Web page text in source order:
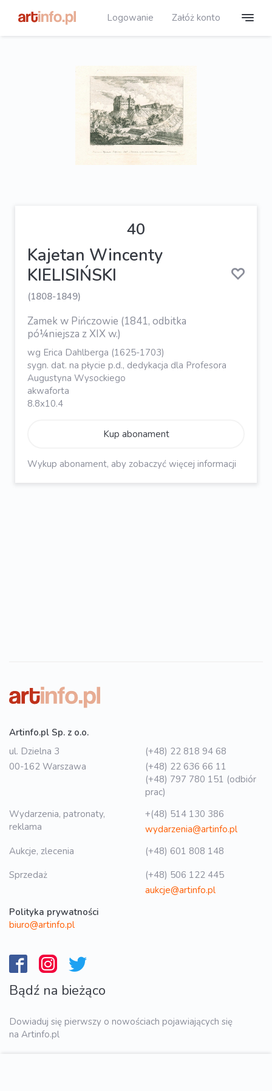
Logowanie Załóż konto
40
Kajetan Wincenty
KIELISIŃSKI
(1808-1849)
Zamek w Pińczowie (1841, odbitka
pó¼niejsza z XIX w.)
wg Erica Dahlberga (1625-1703)
sygn. dat. na płycie p.d., dedykacja dla Profesora
Augustyna Wysockiego
akwaforta
8.8x10.4
Kup abonament
Wykup abonament, aby zobaczyć więcej informacji
Artinfo.pl Sp. z o.o.
ul. Dzielna 3
00-162 Warszawa
(+48) 22 818 94 68
(+48) 22 636 66 11
(+48) 797 780 151 (odbiór
prac)
Wydarzenia, patronaty,
reklama
+(48) 514 130 386
wydarzenia@artinfo.pl
Aukcje, zlecenia
(+48) 601 808 148
Sprzedaż
(+48) 506 122 445
aukcje@artinfo.pl
Polityka prywatności
biuro@artinfo.pl
Bądź na bieżąco
Dowiaduj się pierwszy o nowościach pojawiających się
na Artinfo.pl